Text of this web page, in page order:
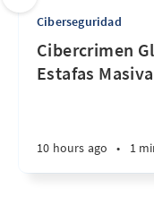
Ciberseguridad
Cibercrimen
Estafas
10 hours ago • 1